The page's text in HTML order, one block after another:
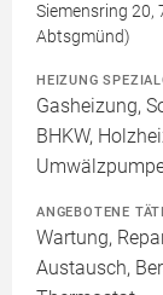
Siemensring 20,
Abtsgmünd)
HEIZUNG
Gasheizung,
BHKW,
ANGEBOTENE
Wartung,
Austausch,